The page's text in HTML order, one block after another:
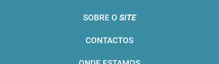
SOBRE O SITE
CONTACTOS